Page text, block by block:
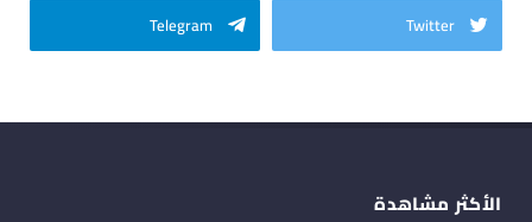
Twitter
Telegram
الأكثر مشاهدة